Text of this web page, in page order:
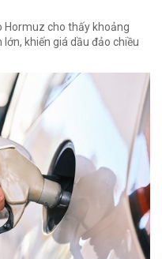
Hormuz cho thấy khoảng
khiến giá dầu đảo chiều